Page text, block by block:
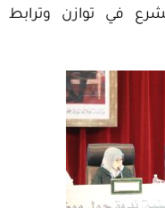
في توازن وترابط